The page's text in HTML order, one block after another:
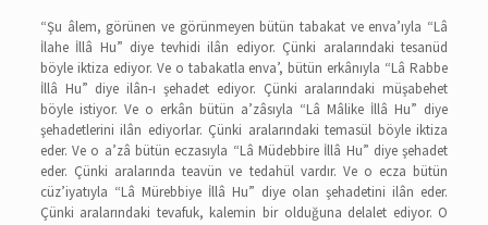
“Şu âlem, görünen ve görünmeyen bütün tabakat ve enva’ıyla “Lâ
İlahe İllâ Hu” diye tevhidi ilân ediyor. Çünki aralarındaki tesanüd
böyle iktiza ediyor. Ve o tabakatla enva’, bütün erkânıyla “Lâ Rabbe
İllâ Hu” diye ilân-ı şehadet ediyor. Çünki aralarındaki müşabehet
böyle istiyor. Ve o erkân bütün a’zâsıyla “Lâ Mâlike İllâ Hu” diye
şehadetlerini ilân ediyorlar. Çünki aralarındaki temasül böyle iktiza
eder. Ve o a’zâ bütün eczasıyla “Lâ Müdebbire İllâ Hu” diye şehadet
eder. Çünki aralarında teavün ve tedahül vardır. Ve o ecza bütün
cüz’iyatıyla “Lâ Mürebbiye İllâ Hu” diye olan şehadetini ilân eder.
Çünki aralarındaki tevafuk, kalemin bir olduğuna delalet ediyor. O